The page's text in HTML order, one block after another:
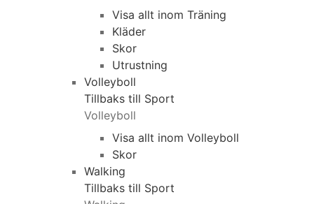
Visa allt inom Träning
Kläder
Skor
Utrustning
Volleyboll
Tillbaks till Sport
Volleyboll
Visa allt inom Volleyboll
Skor
Walking
Tillbaks till Sport